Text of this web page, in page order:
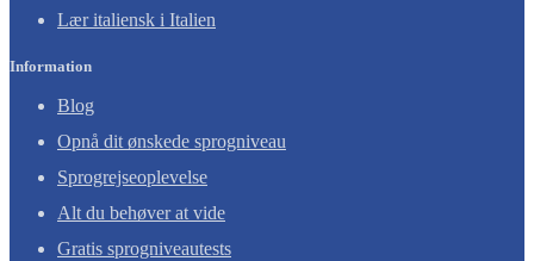
Lær italiensk i Italien
Information
Blog
Opnå dit ønskede sprogniveau
Sprogrejseoplevelse
Alt du behøver at vide
Gratis sprogniveautests